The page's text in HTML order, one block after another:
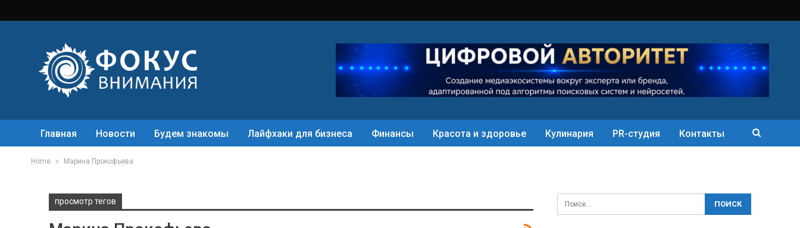
Главная Новости Будем знакомы Лайфхаки для бизнеса Финансы Красота и здоровье Кулинария PR-студия Контакты
Home Марина Прокофьева
просмотр тегов